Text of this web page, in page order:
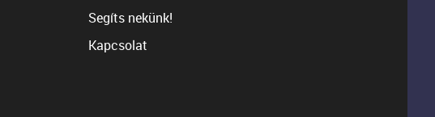
Segíts nekünk!
Kapcsolat